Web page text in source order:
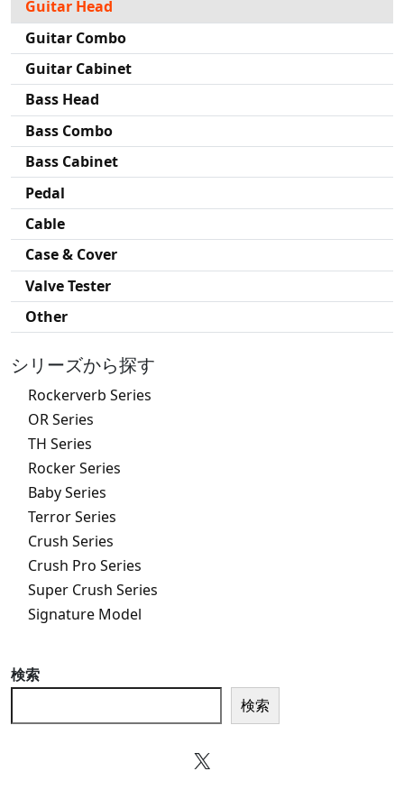
Guitar Head
Guitar Combo
Guitar Cabinet
Bass Head
Bass Combo
Bass Cabinet
Pedal
Cable
Case & Cover
Valve Tester
Other
シリーズから探す
Rockerverb Series
OR Series
TH Series
Rocker Series
Baby Series
Terror Series
Crush Series
Crush Pro Series
Super Crush Series
Signature Model
検索
検索
X